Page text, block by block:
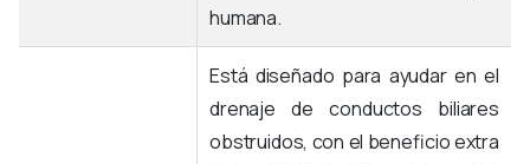
humana.
Está diseñado para ayudar en el
drenaje de conductos biliares
obstruidos, con el beneficio extra